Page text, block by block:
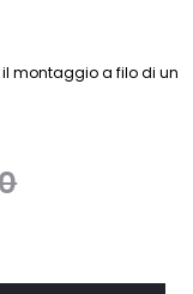
il montaggio a filo di un